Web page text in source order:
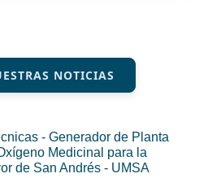
NOTICIAS
- Generador de Planta
Medicinal para la
de San Andrés - UMSA